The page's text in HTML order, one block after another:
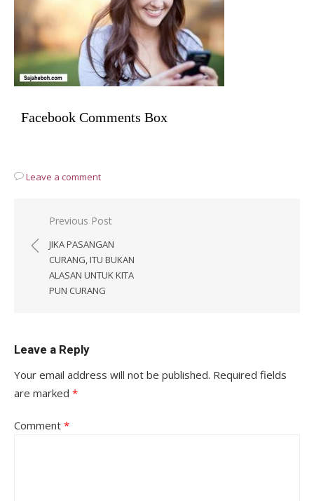
Facebook Comments Box
Leave a comment
Post
navigation
Previous Post
JIKA PASANGAN
CURANG, ITU BUKAN
ALASAN UNTUK KITA
PUN CURANG
Leave a Reply
Your email address will not be published. Required fields
are marked *
Comment *